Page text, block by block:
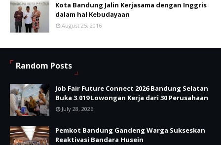
Kota Bandung Jalin Kerjasama dengan Inggris
dalam hal Kebudayaan
August 25, 2016
Random Posts
Job Fair Future Connect 2026 Bandung Selatan
Buka 3.019 Lowongan Kerja dari 30 Perusahaan
July 28, 2026
Pemkot Bandung Gandeng Warga Sukseskan
Reaktivasi Bandara Husein